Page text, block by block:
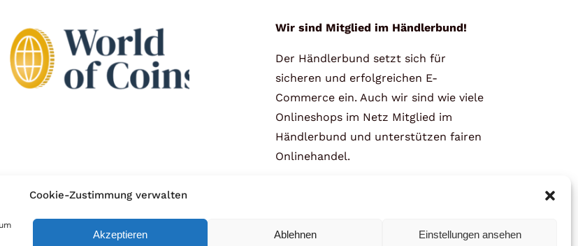
Cookie-Zustimmung verwalten
Akzeptieren Ablehnen Einstellungen ansehen
Wir sind Mitglied im Händlerbund!
Der Händlerbund setzt sich für
sicheren und erfolgreichen E-
Commerce ein. Auch wir sind wie viele
Onlineshops im Netz Mitglied im
Händlerbund und unterstützen fairen
Onlinehandel.